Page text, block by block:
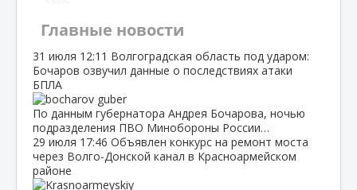
Главные новости
31 июля 12:11 Волгоградская область под ударом:
Бочаров озвучил данные о последствиях атаки
БПЛА
По данным губернатора Андрея Бочарова, ночью
подразделения ПВО Минобороны России…
29 июля 17:46 Объявлен конкурс на ремонт моста
через Волго‑Донской канал в Красноармейском
районе